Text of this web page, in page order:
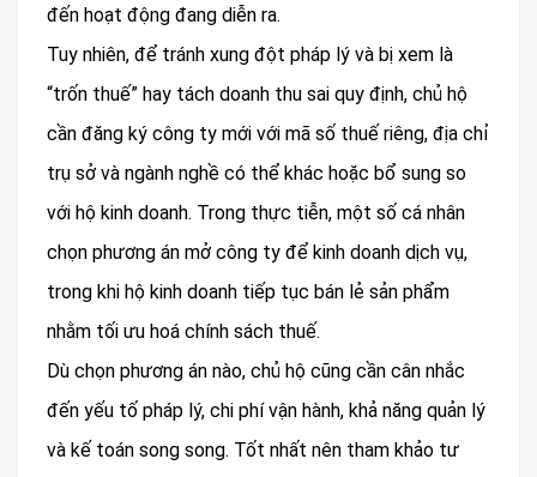
đến hoạt động đang diễn ra.
Tuy nhiên, để tránh xung đột pháp lý và bị xem là
“trốn thuế” hay tách doanh thu sai quy định, chủ hộ
cần đăng ký công ty mới với mã số thuế riêng, địa chỉ
trụ sở và ngành nghề có thể khác hoặc bổ sung so
với hộ kinh doanh. Trong thực tiễn, một số cá nhân
chọn phương án mở công ty để kinh doanh dịch vụ,
trong khi hộ kinh doanh tiếp tục bán lẻ sản phẩm
nhằm tối ưu hoá chính sách thuế.
Dù chọn phương án nào, chủ hộ cũng cần cân nhắc
đến yếu tố pháp lý, chi phí vận hành, khả năng quản lý
và kế toán song song. Tốt nhất nên tham khảo tư